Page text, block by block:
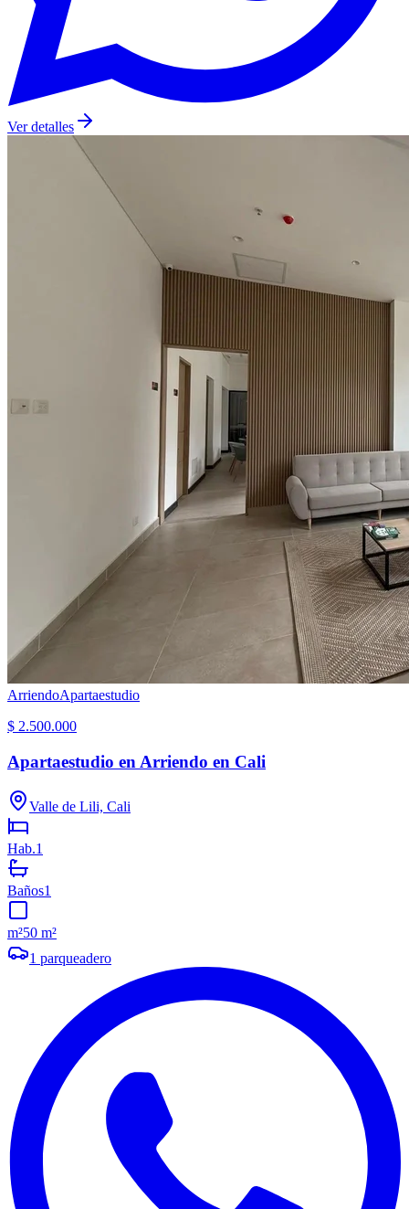
Ver detalles
ArriendoApartaestudio
$ 2.500.000
Apartaestudio en Arriendo en Cali
Valle de Lili, Cali
Hab.1
Baños1
m²50 m²
1 parqueadero